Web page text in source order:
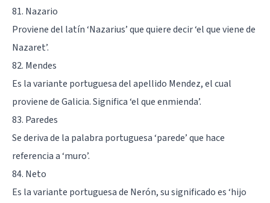
81. Nazario
Proviene del latín ‘Nazarius’ que quiere decir ‘el que viene de
Nazaret’.
82. Mendes
Es la variante portuguesa del apellido Mendez, el cual
proviene de Galicia. Significa ‘el que enmienda’.
83. Paredes
Se deriva de la palabra portuguesa ‘parede’ que hace
referencia a ‘muro’.
84. Neto
Es la variante portuguesa de Nerón, su significado es ‘hijo